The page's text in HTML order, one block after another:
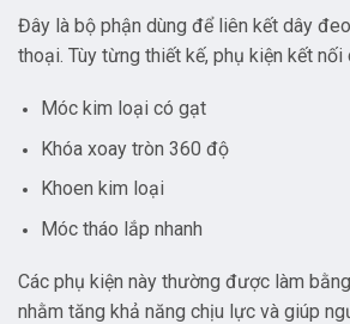
Đây là bộ phận dùng để liên kết dây
thoại. Tùy từng thiết kế, phụ kiện kết nối
Móc kim loại có gạt
Khóa xoay tròn 360 độ
Khoen kim loại
Móc tháo lắp nhanh
Các phụ kiện này thường được làm
nhằm tăng khả năng chịu lực và giúp